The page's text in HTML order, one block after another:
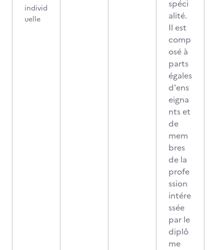
individ
uelle
spéci
alité.
Il est
comp
osé à
parts
égales
d'ens
eigna
nts et
de
mem
bres
de la
profe
ssion
intére
ssée
par le
diplô
me